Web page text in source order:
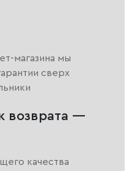
магазина мы
сверх
возврата —
качества